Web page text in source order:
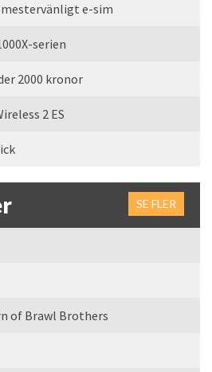
e-sim
serien
2000 kronor
2 ES
SE FLER
of Brawl Brothers